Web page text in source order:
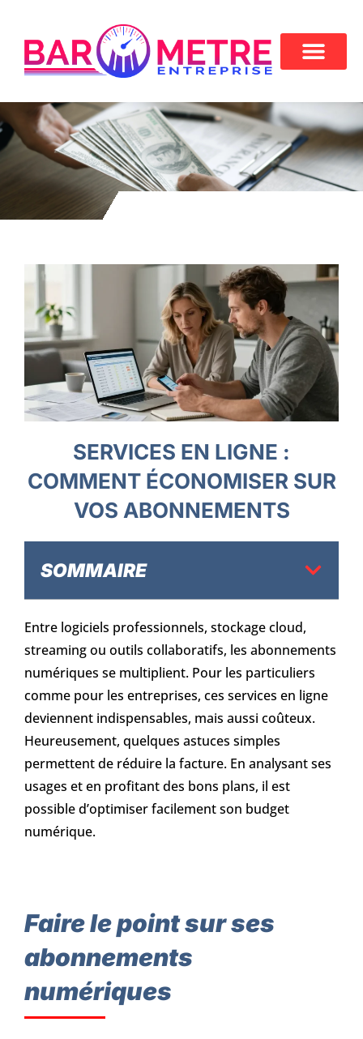
SERVICES EN LIGNE :
COMMENT ÉCONOMISER SUR
VOS ABONNEMENTS
SOMMAIRE
Entre logiciels professionnels, stockage cloud,
streaming ou outils collaboratifs, les abonnements
numériques se multiplient. Pour les particuliers
comme pour les entreprises, ces services en ligne
deviennent indispensables, mais aussi coûteux.
Heureusement, quelques astuces simples
permettent de réduire la facture. En analysant ses
usages et en profitant des bons plans, il est
possible d’optimiser facilement son budget
numérique.
Faire le point sur ses
abonnements
numériques